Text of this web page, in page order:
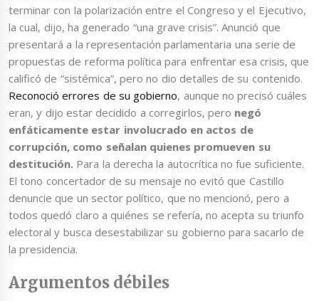
terminar con la polarización entre el Congreso y el Ejecutivo,
la cual, dijo, ha generado “una grave crisis”. Anunció que
presentará a la representación parlamentaria una serie de
propuestas de reforma política para enfrentar esa crisis, que
calificó de “sistémica”, pero no dio detalles de su contenido.
Reconoció errores de su gobierno, aunque no precisó cuáles
eran, y dijo estar decidido a corregirlos, pero negó
enfáticamente estar involucrado en actos de
corrupción, como señalan quienes promueven su
destitución. Para la derecha la autocrítica no fue suficiente.
El tono concertador de su mensaje no evitó que Castillo
denuncie que un sector político, que no mencionó, pero a
todos quedó claro a quiénes se refería, no acepta su triunfo
electoral y busca desestabilizar su gobierno para sacarlo de
la presidencia.
Argumentos débiles